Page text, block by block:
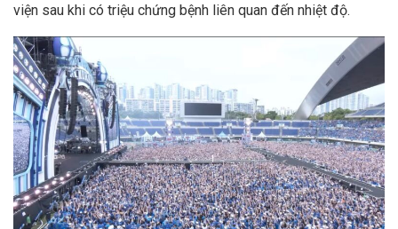
viện sau khi có triệu chứng bệnh liên quan đến nhiệt độ.